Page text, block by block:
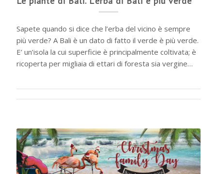
Sapete quando si dice che l’erba del vicino è sempre
più verde? A Bali è un dato di fatto il verde è più verde.
E’ un’isola la cui superficie è principalmente coltivata; è
ricoperta per migliaia di ettari di foresta sia vergine…